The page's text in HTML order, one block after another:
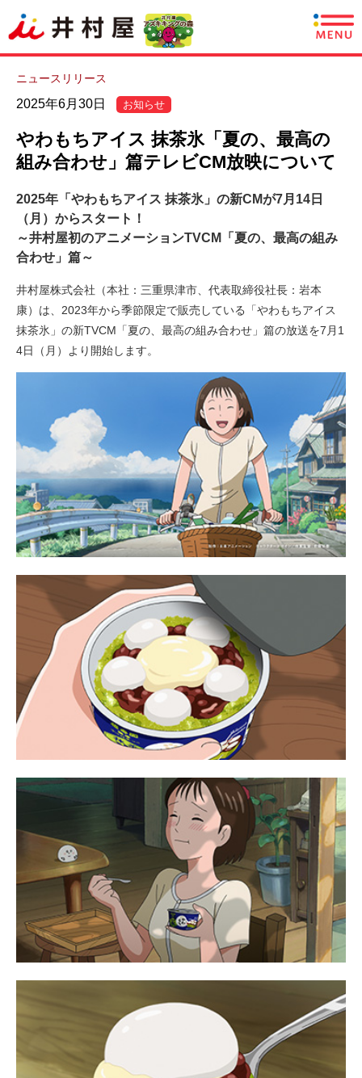
商品情報
あずきについて
CSR情報
企業情報
採用情報
English
ニュースリリース
2025年6月30日 お知らせ
やわもちアイス 抹茶氷「夏の、最高の
組み合わせ」篇テレビCM放映について
2025年「やわもちアイス 抹茶氷」の新CMが7月14日
（月）からスタート！
～井村屋初のアニメーションTVCM「夏の、最高の組み
合わせ」篇～
井村屋株式会社（本社：三重県津市、代表取締役社長：岩本
康）は、2023年から季節限定で販売している「やわもちアイス
抹茶氷」の新TVCM「夏の、最高の組み合わせ」篇の放送を7月1
4日（月）より開始します。